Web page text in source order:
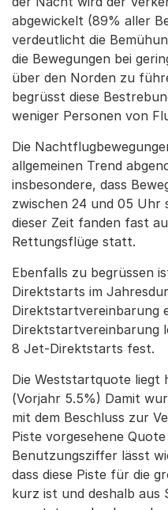
abgewickelt (89% aller
verdeutlicht die
die Bewegungen bei
über den Norden zu
begrüsst diese
weniger Personen von
Die
allgemeinen Trend
insbesondere, dass
zwischen 24 und 05
dieser Zeit fanden fast
Rettungsflüge statt.
Ebenfalls zu begrüssen
Direktstarts im
Direktstartvereinbarung
Direktstartvereinbarung
8 Jet-Direktstarts fest.
Die Weststartquote liegt
(Vorjahr 5.5%) Damit
mit dem Beschluss zur
Piste vorgesehene
Benutzungsziffer lässt
dass diese Piste für die
kurz ist und deshalb aus